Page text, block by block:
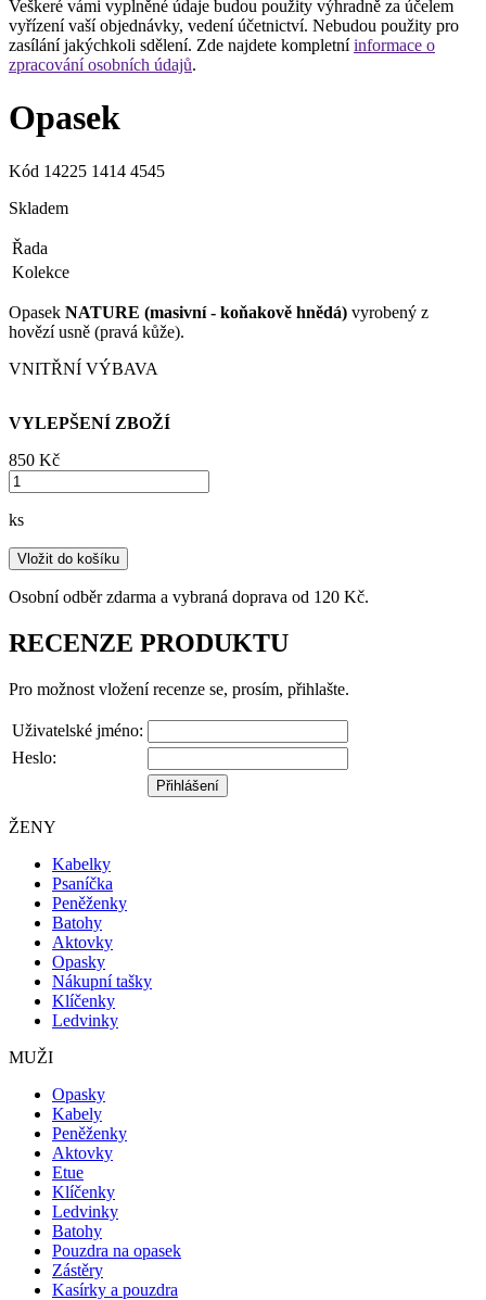
Veškeré vámi vyplněné údaje budou použity výhradně za účelem
vyřízení vaší objednávky, vedení účetnictví. Nebudou použity pro
zasílání jakýchkoli sdělení. Zde najdete kompletníinformace o
zpracování osobních údajů.
Opasek
Kód 14225 1414 4545
Skladem
Řada
Kolekce
Opasek NATURE (masivní - koňakově hnědá) vyrobený z
hovězí usně (pravá kůže).
VNITŘNÍ VÝBAVA
VYLEPŠENÍ ZBOŽÍ
850 ‎Kč
ks
Vložit do košíku
Osobní odběr zdarma a vybraná doprava od 120 Kč.
RECENZE PRODUKTU
Pro možnost vložení recenze se, prosím, přihlašte.
Uživatelské jméno:
Heslo:
ŽENY
Kabelky
Psaníčka
Peněženky
Batohy
Aktovky
Opasky
Nákupní tašky
Klíčenky
Ledvinky
MUŽI
Opasky
Kabely
Peněženky
Aktovky
Etue
Klíčenky
Ledvinky
Batohy
Pouzdra na opasek
Zástěry
Kasírky a pouzdra